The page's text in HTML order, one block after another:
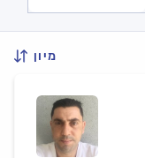
מיון